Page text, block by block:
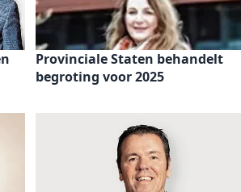
Provinciale Staten behandelt
begroting voor 2025